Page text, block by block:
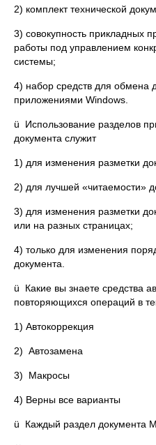
2) комплект технической
3) совокупность прикладных
работы под управлением
системы;
4) набор средств для
приложениями Windows.
ü Использование разделов
документа служит
1) для изменения разметки
2) для лучшей «читаемости»
3) для изменения разметки
или на разных страницах;
4) только для изменения
документа.
ü Какие вы знаете средства
повторяющихся операций в
1) Автокоррекция
2) Автозамена
3) Макросы
4) Верны все варианты
ü Каждый раздел документа